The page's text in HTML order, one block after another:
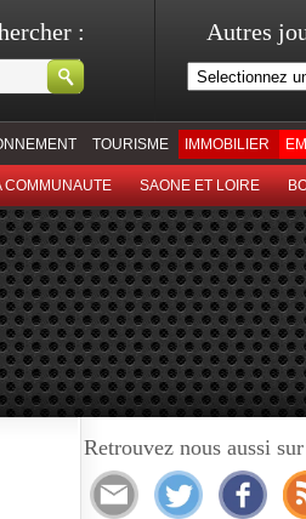
: Autres
TOURISME IMMOBILIER
COMMUNAUTE SAONE ET LOIRE
Retrouvez nous aussi